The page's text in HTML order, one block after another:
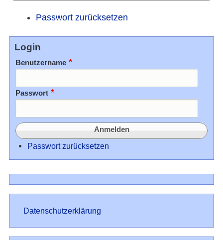
Passwort zurücksetzen
Login
Benutzername
Passwort
Passwort zurücksetzen
Datenschutz
Datenschutzerklärung